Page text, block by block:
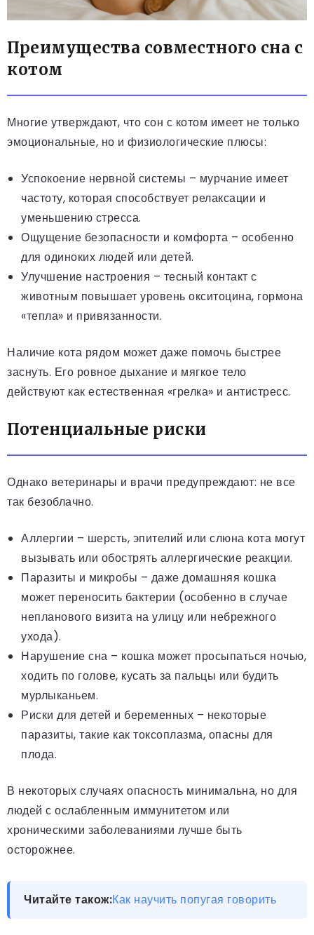
Преимущества совместного сна с
котом
Многие утверждают, что сон с котом имеет не только
эмоциональные, но и физиологические плюсы:
Успокоение нервной системы – мурчание имеет
частоту, которая способствует релаксации и
уменьшению стресса.
Ощущение безопасности и комфорта – особенно
для одиноких людей или детей.
Улучшение настроения – тесный контакт с
животным повышает уровень окситоцина, гормона
«тепла» и привязанности.
Наличие кота рядом может даже помочь быстрее
заснуть. Его ровное дыхание и мягкое тело
действуют как естественная «грелка» и антистресс.
Потенциальные риски
Однако ветеринары и врачи предупреждают: не все
так безоблачно.
Аллергии – шерсть, эпителий или слюна кота могут
вызывать или обострять аллергические реакции.
Паразиты и микробы – даже домашняя кошка
может переносить бактерии (особенно в случае
непланового визита на улицу или небрежного
ухода).
Нарушение сна – кошка может просыпаться ночью,
ходить по голове, кусать за пальцы или будить
мурлыканьем.
Риски для детей и беременных – некоторые
паразиты, такие как токсоплазма, опасны для
плода.
В некоторых случаях опасность минимальна, но для
людей с ослабленным иммунитетом или
хроническими заболеваниями лучше быть
осторожнее.
Читайте також:Как научить попугая говорить